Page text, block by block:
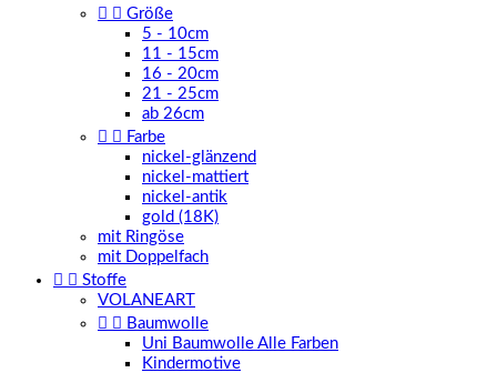
  Größe
5 - 10cm
11 - 15cm
16 - 20cm
21 - 25cm
ab 26cm
  Farbe
nickel-glänzend
nickel-mattiert
nickel-antik
gold (18K)
mit Ringöse
mit Doppelfach
  Stoffe
VOLANEART
  Baumwolle
Uni Baumwolle Alle Farben
Kindermotive